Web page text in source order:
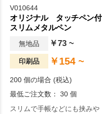
V010644
オリジナル タッチペン付
スリムメタルペン
無地品 ￥73 ~
印刷品 ￥154 ~
200 個の場合 (税込)
最低ご注文数： 30 個
スリムで手帳などにも挟みや